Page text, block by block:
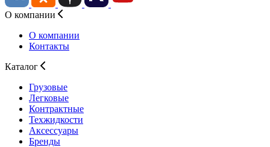
О компании
О компании
Контакты
Каталог
Грузовые
Легковые
Контрактные
Техжидкости
Аксессуары
Бренды